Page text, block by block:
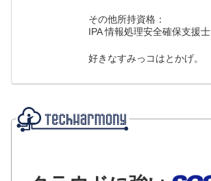
その他所持資格：
IPA 情報処理安全確保支援士
好きなすみっコはとかげ。